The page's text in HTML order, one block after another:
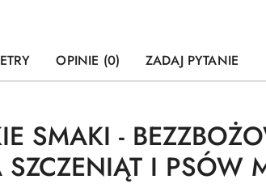
OPINIE (0) ZADAJ PYTANIE
SMAKI -
I PSÓW